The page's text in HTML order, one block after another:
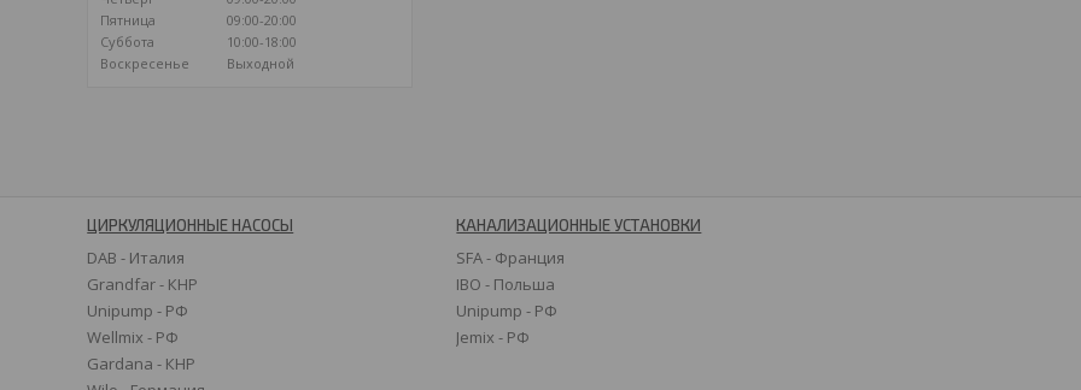
Пятница
09:00-20:00
Суббота
10:00-18:00
Воскресенье
Выходной
ЦИРКУЛЯЦИОННЫЕ НАСОСЫ
DAB - Италия
Grandfar - КНР
Unipump - РФ
Wellmix - РФ
Gardana - КНР
КАНАЛИЗАЦИОННЫЕ УСТАНОВКИ
SFA - Франция
IBO - Польша
Unipump - РФ
Jemix - РФ